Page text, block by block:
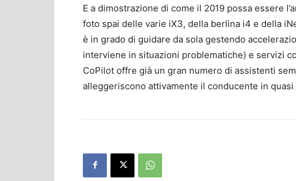
E a dimostrazione di come il 2019 possa essere
foto spai delle varie iX3, della berlina i4 e della
è in grado di guidare da sola gestendo
interviene in situazioni problematiche) e servizi
CoPilot offre già un gran numero di assistenti
alleggeriscono attivamente il conducente in